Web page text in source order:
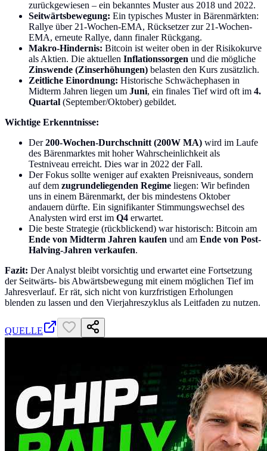
zurückgewiesen – ein bekanntes Muster aus 2018 und 2022.
Seitwärtsbewegung: Ein typisches Muster in Bärenmärkten:
Rallye über 21-Wochen-EMA, Rücksetzer zur 21-Wochen-
EMA, erneute Rallye, dann finaler Rückgang.
Makro-Hindernis: Bitcoin ist weiter oben in der Risikokurve
als Aktien. Die aktuellen Inflationssorgen und die mögliche
Zinswende (Zinserhöhungen) belasten den Kurs zusätzlich.
Zeitliche Einordnung: Historische Schwächephasen in
Midterm Jahren liegen um Juni, ein finales Tief wird oft im 4.
Quartal (September/Oktober) gebildet.
Wichtige Erkenntnisse:
Der200-Wochen-Durchschnitt (200W MA) wird im Laufe
des Bärenmarktes mit hoher Wahrscheinlichkeit als
Testniveau erreicht. Dies war in 2022 der Fall.
Der Fokus sollte weniger auf exakten Preisniveaus, sondern
auf dem zugrundeliegenden Regime liegen: Wir befinden
uns in einem Bärenmarkt, der bis mindestens Oktober
andauern dürfte. Ein signifikanter Stimmungswechsel des
Analysten wird erst im Q4 erwartet.
Die beste Strategie (rückblickend) war historisch: Bitcoin am
Ende von Midterm Jahren kaufen und am Ende von Post-
Halving-Jahren verkaufen.
Fazit: Der Analyst bleibt vorsichtig und erwartet eine Fortsetzung
der Seitwärts- bis Abwärtsbewegung mit einem möglichen Tief im
Jahresverlauf. Er rät, sich nicht von kurzfristigen Erholungen
blenden zu lassen und den Vierjahreszyklus als Leitfaden zu nutzen.
QUELLE